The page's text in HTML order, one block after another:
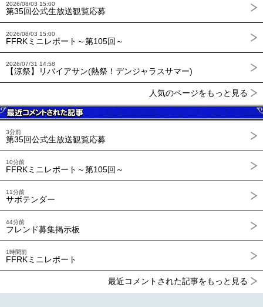
2026/08/03 15:00
第35回公式生放送観覧応募
2026/08/03 15:00
FFRKミニレポート～第105回～
2026/07/31 14:58
【涼祭】リバイアサン(熱祭！デンジャラスサマー)
人気のページをもっと見る
3分前
第35回公式生放送観覧応募
10分前
FFRKミニレポート～第105回～
11分前
サボテンダー
44分前
フレンド募集掲示板
1時間前
FFRKミニレポート
最近コメントされた記事をもっと見る